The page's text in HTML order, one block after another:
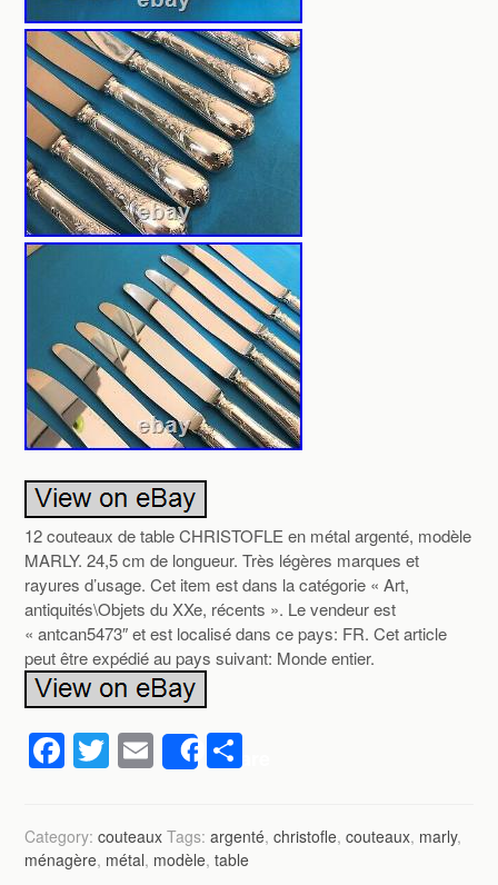
12 couteaux de table CHRISTOFLE en métal argenté, modèle
MARLY. 24,5 cm de longueur. Très légères marques et
rayures d’usage. Cet item est dans la catégorie « Art,
antiquités\Objets du XXe, récents ». Le vendeur est
« antcan5473″ et est localisé dans ce pays: FR. Cet article
peut être expédié au pays suivant: Monde entier.
F
c
e
T
tt
er
E
m
ail
Share
ta
g
Category:couteaux Tags:argenté,christofle,couteaux, marly,
ménagère, métal, modèle,table